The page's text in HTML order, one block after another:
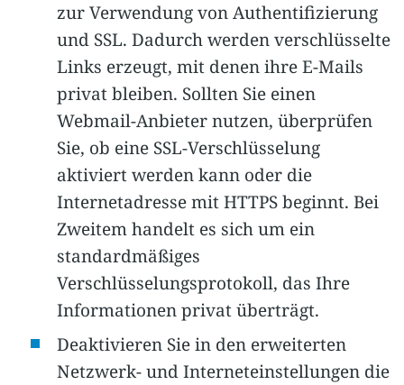
zur Verwendung von Authentifizierung
und SSL. Dadurch werden verschlüsselte
Links erzeugt, mit denen ihre E-Mails
privat bleiben. Sollten Sie einen
Webmail-Anbieter nutzen, überprüfen
Sie, ob eine SSL-Verschlüsselung
aktiviert werden kann oder die
Internetadresse mit HTTPS beginnt. Bei
Zweitem handelt es sich um ein
standardmäßiges
Verschlüsselungsprotokoll, das Ihre
Informationen privat überträgt.
Deaktivieren Sie in den erweiterten
Netzwerk- und Interneteinstellungen die